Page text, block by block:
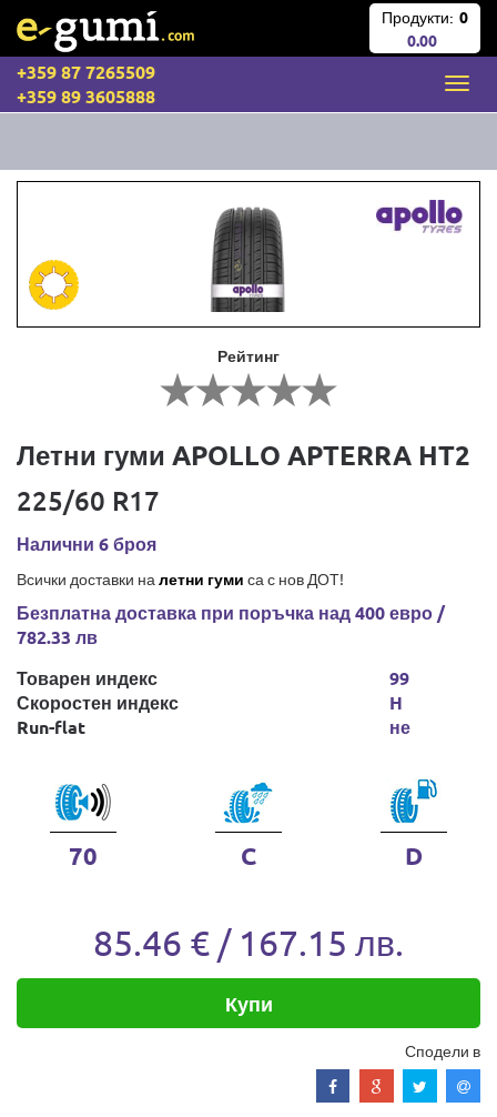
Продукти: 0
0.00
+359 87 7265509
+359 89 3605888
Рейтинг
Летни гуми APOLLO APTERRA HT2
225/60 R17
Налични 6 броя
Всички доставки на летни гуми са с нов ДОТ!
Безплатна доставка при поръчка над 400 евро /
782.33 лв
Товарен индекс
Скоростен индекс
Run-flat
99
H
не
70 C D
85.46 € / 167.15 лв.
Купи
Сподели в